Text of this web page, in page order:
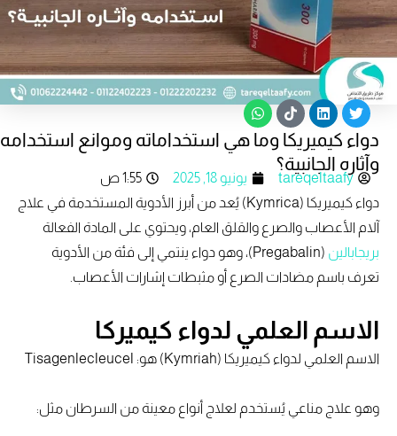
T
w
i
t
t
e
r
L
i
n
k
e
d
n
T
i
k
t
o
k
W
h
a
a
p
دواء كيميريكا وما هي استخداماته وموانع استخدامه
وآثاره الجانبية؟
tareqeltaafy يونيو 18, 2025
1:55 ص
دواء كيميريكا (Kymrica) يُعد من أبرز الأدوية المستخدمة في علاج
آلام الأعصاب والصرع والقلق العام، ويحتوي على المادة الفعالة
بريجابالين
(Pregabalin)، وهو دواء ينتمي إلى فئة من الأدوية
تعرف باسم مضادات الصرع أو مثبطات إشارات الأعصاب.
الاسم العلمي لدواء كيميركا
الاسم العلمي لدواء كيميريكا (Kymriah) هو: Tisagenlecleucel
وهو علاج مناعي يُستخدم لعلاج أنواع معينة من السرطان مثل: